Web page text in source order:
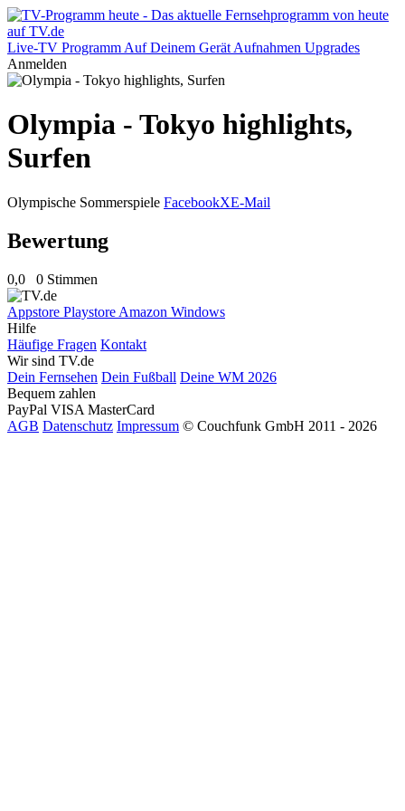
Live-TV Programm Auf Deinem Gerät Aufnahmen Upgrades
Anmelden
Olympia - Tokyo highlights,
Surfen
Olympische Sommerspiele FacebookXE-Mail
Bewertung
0,0 0 Stimmen
Appstore Playstore Amazon Windows
Hilfe
Häufige Fragen Kontakt
Wir sind TV.de
Dein Fernsehen Dein Fußball Deine WM 2026
Bequem zahlen
PayPal VISA MasterCard
AGB Datenschutz Impressum © Couchfunk GmbH 2011 - 2026